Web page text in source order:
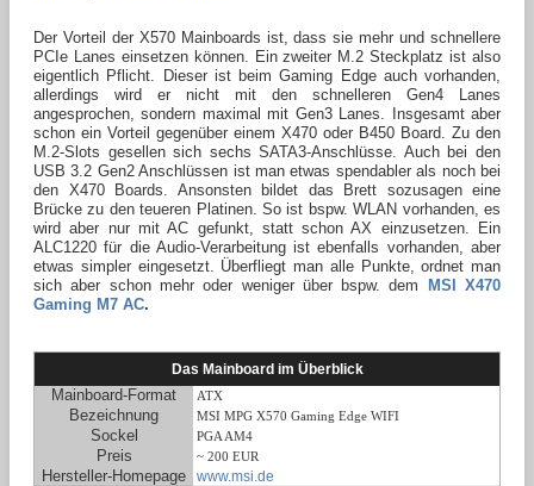
Der Vorteil der X570 Mainboards ist, dass sie mehr und schnellere
PCIe Lanes einsetzen können. Ein zweiter M.2 Steckplatz ist also
eigentlich Pflicht. Dieser ist beim Gaming Edge auch vorhanden,
allerdings wird er nicht mit den schnelleren Gen4 Lanes
angesprochen, sondern maximal mit Gen3 Lanes. Insgesamt aber
schon ein Vorteil gegenüber einem X470 oder B450 Board. Zu den
M.2-Slots gesellen sich sechs SATA3-Anschlüsse. Auch bei den
USB 3.2 Gen2 Anschlüssen ist man etwas spendabler als noch bei
den X470 Boards. Ansonsten bildet das Brett sozusagen eine
Brücke zu den teueren Platinen. So ist bspw. WLAN vorhanden, es
wird aber nur mit AC gefunkt, statt schon AX einzusetzen. Ein
ALC1220 für die Audio-Verarbeitung ist ebenfalls vorhanden, aber
etwas simpler eingesetzt. Überfliegt man alle Punkte, ordnet man
sich aber schon mehr oder weniger über bspw. dem MSI X470
Gaming M7 AC.
Das Mainboard im Überblick
Mainboard-Format ATX
Bezeichnung MSI MPG X570 Gaming Edge WIFI
Sockel PGA AM4
Preis ~ 200 EUR
Hersteller-Homepage
www.msi.de